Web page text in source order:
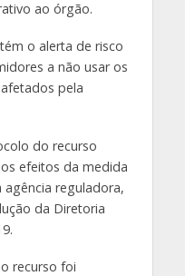
ao órgão.
o alerta de risco
a não usar os
pela
do recurso
efeitos da medida
reguladora,
da Diretoria
recurso foi